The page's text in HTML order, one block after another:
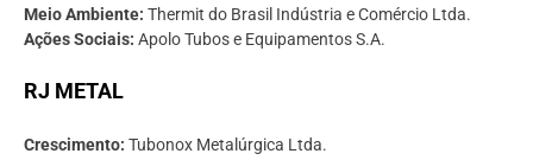
Meio Ambiente: Thermit do Brasil Indústria e Comércio Ltda.
Ações Sociais: Apolo Tubos e Equipamentos S.A.
RJ METAL
Crescimento: Tubonox Metalúrgica Ltda.